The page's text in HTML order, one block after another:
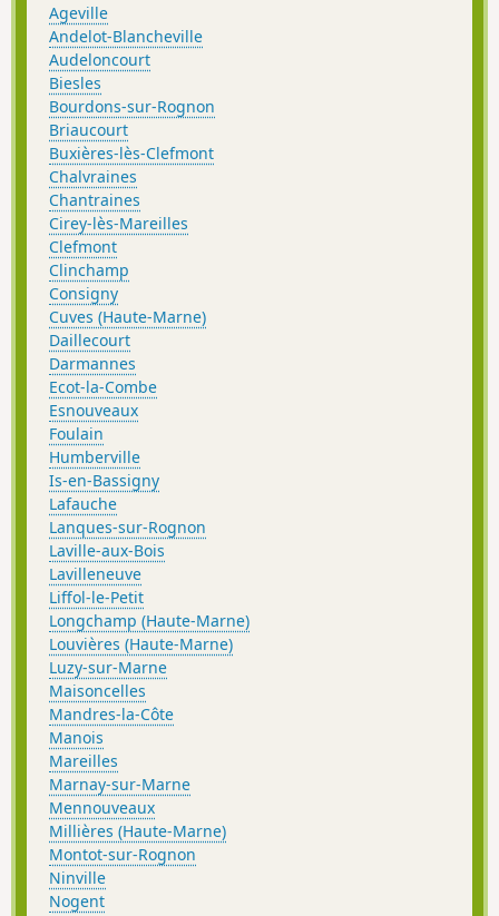
Ageville
Andelot-Blancheville
Audeloncourt
Biesles
Bourdons-sur-Rognon
Briaucourt
Buxières-lès-Clefmont
Chalvraines
Chantraines
Cirey-lès-Mareilles
Clefmont
Clinchamp
Consigny
Cuves (Haute-Marne)
Daillecourt
Darmannes
Ecot-la-Combe
Esnouveaux
Foulain
Humberville
Is-en-Bassigny
Lafauche
Lanques-sur-Rognon
Laville-aux-Bois
Lavilleneuve
Liffol-le-Petit
Longchamp (Haute-Marne)
Louvières (Haute-Marne)
Luzy-sur-Marne
Maisoncelles
Mandres-la-Côte
Manois
Mareilles
Marnay-sur-Marne
Mennouveaux
Millières (Haute-Marne)
Montot-sur-Rognon
Ninville
Nogent